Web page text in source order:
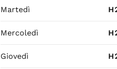
Martedì
Mercoledì
Giovedì